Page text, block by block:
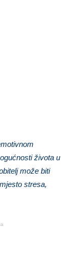
života u
može biti
stresa,